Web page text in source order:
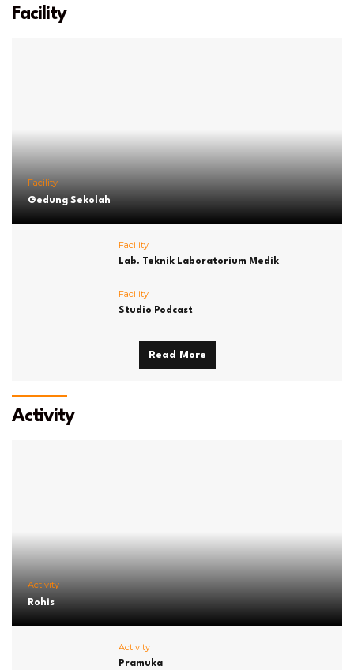
Facility
Facility
Gedung Sekolah
Facility
Lab. Teknik Laboratorium Medik
Facility
Studio Podcast
Read More
Activity
Activity
Rohis
Activity
Pramuka